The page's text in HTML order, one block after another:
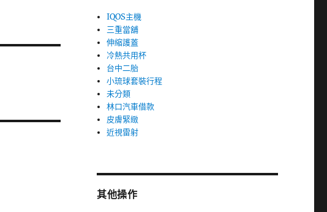
IQOS主機
三重當舖
伸縮護蓋
冷熱共用杯
台中二胎
小琉球套裝行程
未分類
林口汽車借款
皮膚緊緻
近視雷射
其他操作